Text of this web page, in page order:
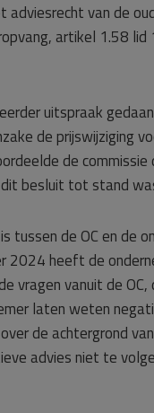
van de
artikel 1.58 lid
uitspraak
de prijswijziging
de commissie
besluit tot stand
tussen de OC en de
2024 heeft de
vragen vanuit de
laten weten
de achtergrond
advies niet te